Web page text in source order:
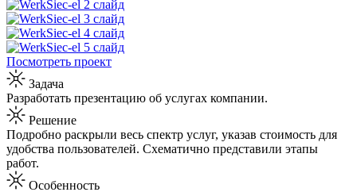
Посмотреть проект
Задача
Разработать презентацию об услугах компании.
Решение
Подробно раскрыли весь спектр услуг, указав стоимость для
удобства пользователей. Схематично представили этапы
работ.
Особенность